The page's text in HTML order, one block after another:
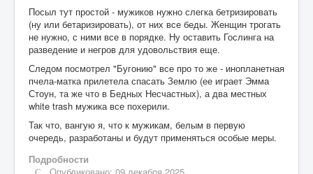
Посыл тут простой - мужиков нужно слегка бетризировать
(ну или бетаризировать), от них все беды. Женщин трогать
не нужно, с ними все в порядке. Ну оставить Гослинга на
разведение и негров для удовольствия еще.
Следом посмотрел "Бугонию" все про то же - инопланетная
пчела-матка прилетела спасать Землю (ее играет Эмма
Стоун, та же что в Бедных Несчастных), а два местных
white trash мужика все похерили.
Так что, вангую я, что к мужикам, белым в первую
очередь, разработаны и будут применяться особые меры.
Подробности
Опубликовано: 09 декабря 2025